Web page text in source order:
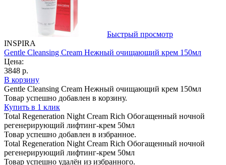
Быстрый просмотр
INSPIRA
Gentle Cleansing Cream Нежный очищающий крем 150мл
Цена:
3848 р.
В корзину
Gentle Cleansing Cream Нежный очищающий крем 150мл
Товар успешно добавлен в корзину.
Купить в 1 клик
Total Regeneration Night Cream Rich Обогащенный ночной
регенерирующий лифтинг-крем 50мл
Товар успешно добавлен в избранное.
Total Regeneration Night Cream Rich Обогащенный ночной
регенерирующий лифтинг-крем 50мл
Товар успешно удалён из избранного.